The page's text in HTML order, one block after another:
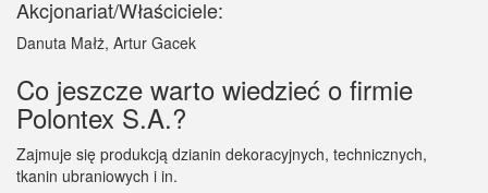
Akcjonariat/Właściciele:
Danuta Małż, Artur Gacek
Co jeszcze warto wiedzieć o firmie
Polontex S.A.?
Zajmuje się produkcją dzianin dekoracyjnych, technicznych,
tkanin ubraniowych i in.